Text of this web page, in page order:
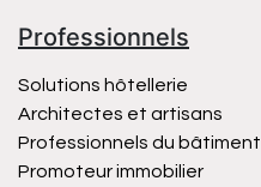
Professionnels
Solutions hôtellerie
Architectes et artisans
Professionnels du bâtiment
Promoteur immobilier